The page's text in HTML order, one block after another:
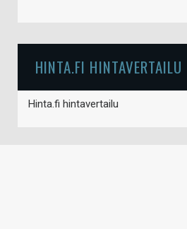
HINTA.FI HINTAVERTAILU
Hinta.fi hintavertailu